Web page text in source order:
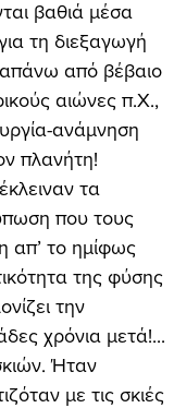
βαθιά μέσα
τη διεξαγωγή
από βέβαιο
αιώνες π.Χ.,
ανάμνηση
πλανήτη!
που τους
απ’ το ημίφως
της φύσης
την
χρόνια μετά!...
Ήταν
με τις σκιές